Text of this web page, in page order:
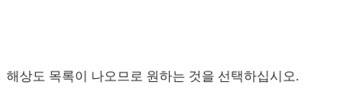
해상도 목록이 나오므로 원하는 것을 선택하십시오.